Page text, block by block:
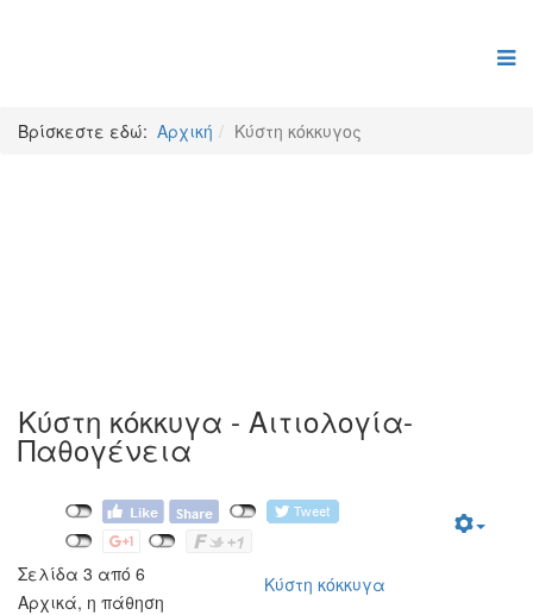
Βρίσκεστε εδώ: Αρχική Κύστη κόκκυγος
Κύστη κόκκυγα - Αιτιολογία-
Παθογένεια
Κύστη κόκκυγα
Σελίδα 3 από 6
Αρχικά, η πάθηση